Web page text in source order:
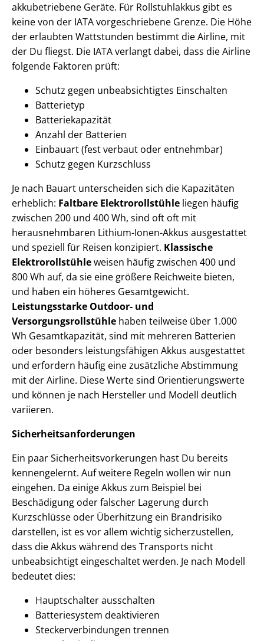
akkubetriebene Geräte. Für Rollstuhlakkus gibt es
keine von der IATA vorgeschriebene Grenze. Die Höhe
der erlaubten Wattstunden bestimmt die Airline, mit
der Du fliegst. Die IATA verlangt dabei, dass die Airline
folgende Faktoren prüft:
Schutz gegen unbeabsichtigtes Einschalten
Batterietyp
Batteriekapazität
Anzahl der Batterien
Einbauart (fest verbaut oder entnehmbar)
Schutz gegen Kurzschluss
Je nach Bauart unterscheiden sich die Kapazitäten
erheblich: Faltbare Elektrorollstühle liegen häufig
zwischen 200 und 400 Wh, sind oft oft mit
herausnehmbaren Lithium-Ionen-Akkus ausgestattet
und speziell für Reisen konzipiert. Klassische
Elektrorollstühleweisen häufig zwischen 400 und
800 Wh auf, da sie eine größere Reichweite bieten,
und haben ein höheres Gesamtgewicht.
Leistungsstarke Outdoor- und
Versorgungsrollstühle haben teilweise über 1.000
Wh Gesamtkapazität, sind mit mehreren Batterien
oder besonders leistungsfähigen Akkus ausgestattet
und erfordern häufig eine zusätzliche Abstimmung
mit der Airline. Diese Werte sind Orientierungswerte
und können je nach Hersteller und Modell deutlich
variieren.
Sicherheitsanforderungen
Ein paar Sicherheitsvorkerungen hast Du bereits
kennengelernt. Auf weitere Regeln wollen wir nun
eingehen. Da einige Akkus zum Beispiel bei
Beschädigung oder falscher Lagerung durch
Kurzschlüsse oder Überhitzung ein Brandrisiko
darstellen, ist es vor allem wichtig sicherzustellen,
dass die Akkus während des Transports nicht
unbeabsichtigt eingeschaltet werden. Je nach Modell
bedeutet dies:
Hauptschalter ausschalten
Batteriesystem deaktivieren
Steckerverbindungen trennen